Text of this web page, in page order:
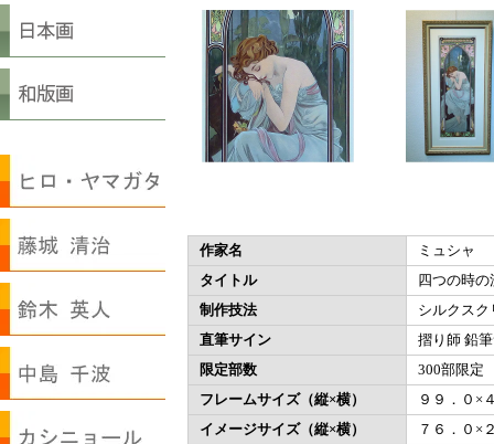
作家名
ミュシャ
タイトル
四つの時
制作技法
シルクスク
直筆サイン
摺り師 鉛
限定部数
300部限定
フレームサイズ（縦×横）
９９．０×
イメージサイズ（縦×横）
７６．０×